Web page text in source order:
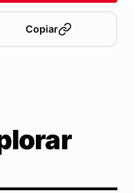
Copiar